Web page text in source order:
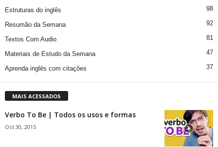
Estruturas do inglês 98
Resumão da Semana 92
Textos Com Audio 81
Materiais de Estudo da Semana 47
Aprenda inglês com citações 37
MAIS ACESSADOS
Verbo To Be | Todos os usos e formas
Oct 30, 2015